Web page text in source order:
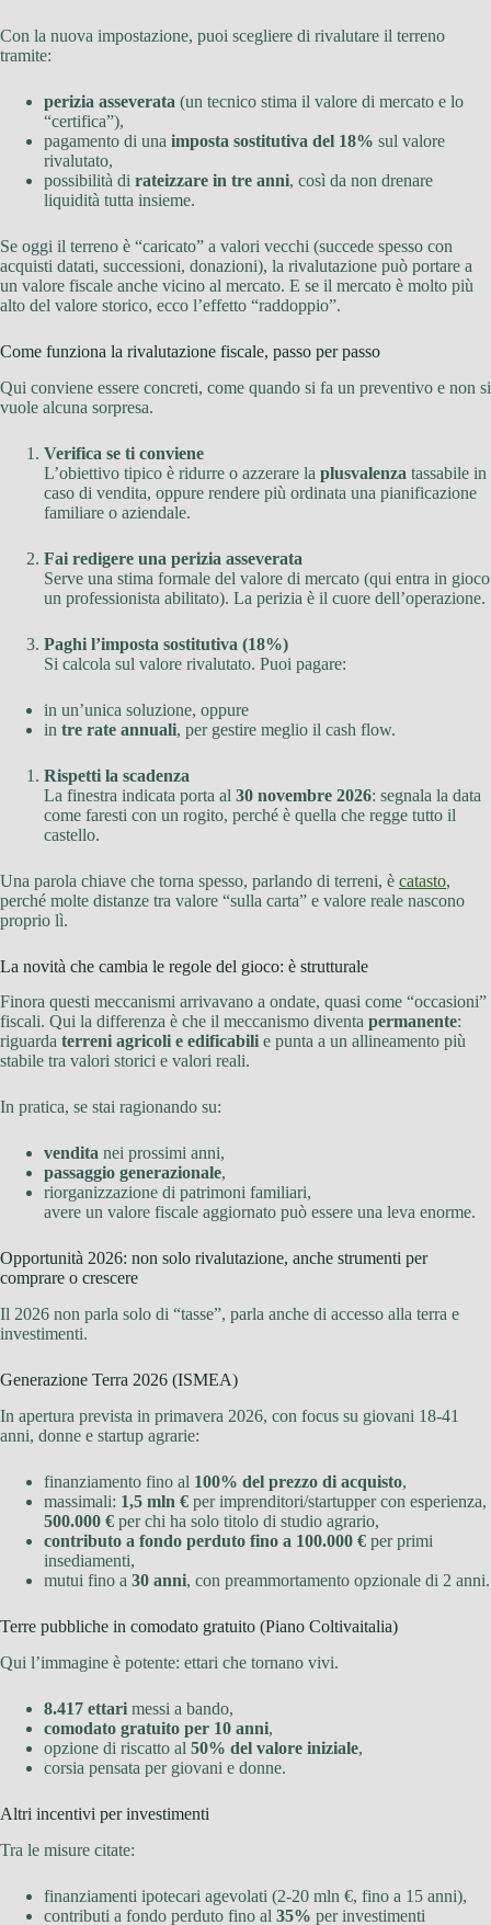
Con la nuova impostazione, puoi scegliere di rivalutare il terreno
tramite:
perizia asseverata (un tecnico stima il valore di mercato e lo
“certifica”),
pagamento di una imposta sostitutiva del 18% sul valore
rivalutato,
possibilità di rateizzare in tre anni, così da non drenare
liquidità tutta insieme.
Se oggi il terreno è “caricato” a valori vecchi (succede spesso con
acquisti datati, successioni, donazioni), la rivalutazione può portare a
un valore fiscale anche vicino al mercato. E se il mercato è molto più
alto del valore storico, ecco l’effetto “raddoppio”.
Come funziona la rivalutazione fiscale, passo per passo
Qui conviene essere concreti, come quando si fa un preventivo e non si
vuole alcuna sorpresa.
Verifica se ti conviene
L’obiettivo tipico è ridurre o azzerare la plusvalenza tassabile in
caso di vendita, oppure rendere più ordinata una pianificazione
familiare o aziendale.
Fai redigere una perizia asseverata
Serve una stima formale del valore di mercato (qui entra in gioco
un professionista abilitato). La perizia è il cuore dell’operazione.
Paghi l’imposta sostitutiva (18%)
Si calcola sul valore rivalutato. Puoi pagare:
in un’unica soluzione, oppure
in tre rate annuali, per gestire meglio il cash flow.
Rispetti la scadenza
La finestra indicata porta al 30 novembre 2026: segnala la data
come faresti con un rogito, perché è quella che regge tutto il
castello.
Una parola chiave che torna spesso, parlando di terreni, è catasto,
perché molte distanze tra valore “sulla carta” e valore reale nascono
proprio lì.
La novità che cambia le regole del gioco: è strutturale
Finora questi meccanismi arrivavano a ondate, quasi come “occasioni”
fiscali. Qui la differenza è che il meccanismo diventa permanente:
riguarda terreni agricoli e edificabili e punta a un allineamento più
stabile tra valori storici e valori reali.
In pratica, se stai ragionando su:
vendita nei prossimi anni,
passaggio generazionale,
riorganizzazione di patrimoni familiari,
avere un valore fiscale aggiornato può essere una leva enorme.
Opportunità 2026: non solo rivalutazione, anche strumenti per
comprare o crescere
Il 2026 non parla solo di “tasse”, parla anche di accesso alla terra e
investimenti.
Generazione Terra 2026 (ISMEA)
In apertura prevista in primavera 2026, con focus su giovani 18-41
anni, donne e startup agrarie:
finanziamento fino al 100% del prezzo di acquisto,
massimali: 1,5 mln € per imprenditori/startupper con esperienza,
500.000 € per chi ha solo titolo di studio agrario,
contributo a fondo perduto fino a 100.000 € per primi
insediamenti,
mutui fino a 30 anni, con preammortamento opzionale di 2 anni.
Terre pubbliche in comodato gratuito (Piano Coltivaitalia)
Qui l’immagine è potente: ettari che tornano vivi.
8.417 ettari messi a bando,
comodato gratuito per 10 anni,
opzione di riscatto al 50% del valore iniziale,
corsia pensata per giovani e donne.
Altri incentivi per investimenti
Tra le misure citate:
finanziamenti ipotecari agevolati (2-20 mln €, fino a 15 anni),
contributi a fondo perduto fino al 35% per investimenti